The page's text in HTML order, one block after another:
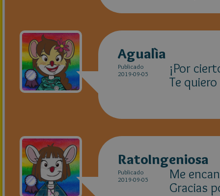
Agualìa
Publicado
2019-09-05
¡Por
Te
RatoIngeniosa
Publicado
2019-09-05
Me
Gracias